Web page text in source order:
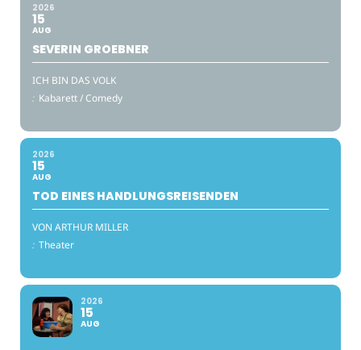
2026
15
AUG
SEVERIN GROEBNER
ICH BIN DAS VOLK
: Kabarett / Comedy
2026
15
AUG
TOD EINES HANDLUNGSREISENDEN
VON ARTHUR MILLER
: Theater
2026
15
AUG